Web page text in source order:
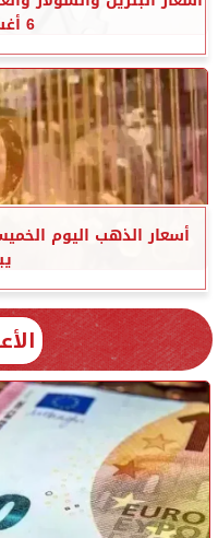
6 أغسطس 2026